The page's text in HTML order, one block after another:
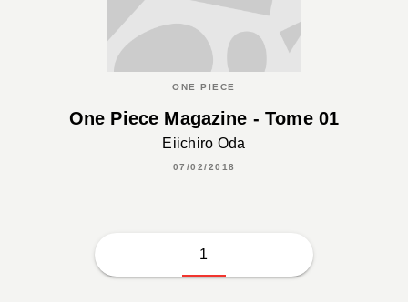
ONE PIECE
One Piece Magazine - Tome 01
Eiichiro Oda
07/02/2018
1